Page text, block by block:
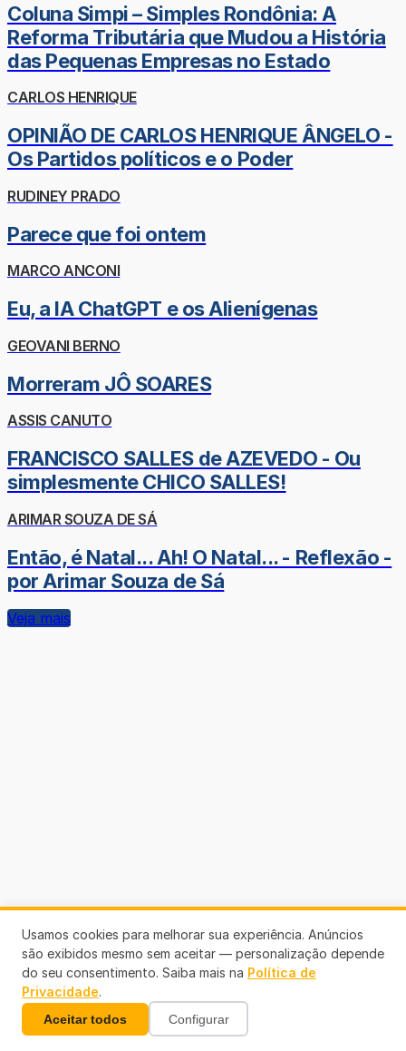
Coluna Simpi – Simples Rondônia: A
Reforma Tributária que Mudou a História
das Pequenas Empresas no Estado
CARLOS HENRIQUE
OPINIÃO DE CARLOS HENRIQUE ÂNGELO -
Os Partidos políticos e o Poder
RUDINEY PRADO
Parece que foi ontem
MARCO ANCONI
Eu, a IA ChatGPT e os Alienígenas
GEOVANI BERNO
Morreram JÔ SOARES
ASSIS CANUTO
FRANCISCO SALLES de AZEVEDO - Ou
simplesmente CHICO SALLES!
ARIMAR SOUZA DE SÁ
Então, é Natal... Ah! O Natal... - Reflexão -
por Arimar Souza de Sá
Veja mais
Usamos cookies para melhorar sua experiência. Anúncios
são exibidos mesmo sem aceitar — personalização depende
do seu consentimento. Saiba mais na Política de
Privacidade.
Aceitar todos Configurar